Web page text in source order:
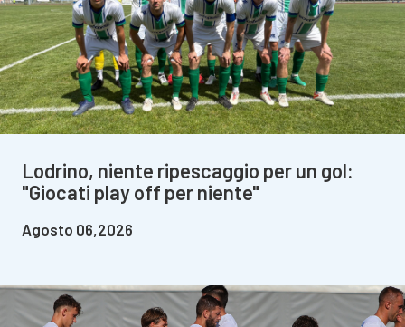
Lodrino, niente ripescaggio per un gol:
"Giocati play off per niente"
Agosto 06,2026